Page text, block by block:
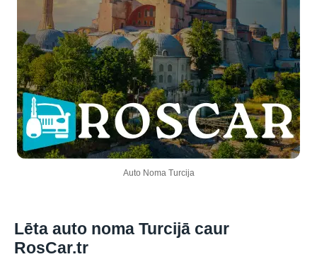
Auto Noma Turcija
Lēta auto noma Turcijā caur
RosCar.tr